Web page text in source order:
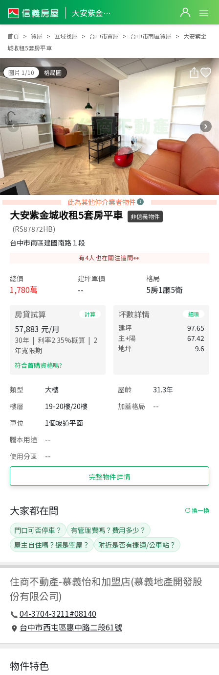
大安紫金城收租5套房平車
大安紫金城收租5套房平車
首頁 買屋 區域找屋 台中市買屋 台中市南區買屋
大安紫金
城收租5套房平車
圖片 1/10 格局圖
此為其他仲介業者物件
大安紫金城收租5套房平車 非信義物件
(RS87872HB)
台中市南區建國南路１段
有4人也在關注這間👀
總價
1,780萬
建坪單價
--
格局
5房1廳5衛
房貸試算 計算
57,883 元/月
30年 | 利率2.35%概算 | 2
年寬限期
​符合首購資格嗎?
坪數詳情 細項
建坪
97.65
主+陽
67.42
地坪
9.6
類型 大樓 屋齡
31.3年
樓層
19-20樓/20樓 加蓋格局
--
車位
1個坡道平面
謄本用途
--
使用分區
--
完整物件詳情
住商不動產-慕義怡和加盟店(慕義地產開發股
份有限公司)
04-3704-3211#08140
台中市西屯區惠中路二段61號
大家都在問 換一換
門口可否停車？
有管理費嗎？費用多少？
屋主自住嗎？還是空屋？
附近是否有捷運/公車站？
物件特色